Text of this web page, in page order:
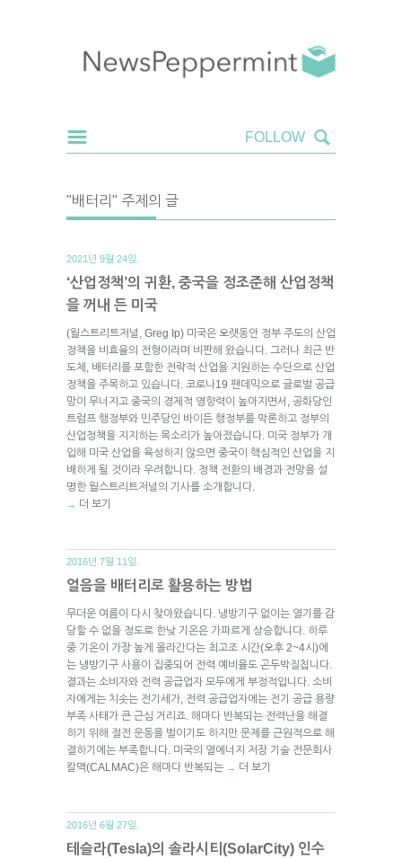
"배터리" 주제의 글
2021년 9월 24일.
‘산업정책’의 귀환, 중국을 정조준해 산업정책
을 꺼내 든 미국
(월스트리트저널, Greg Ip) 미국은 오랫동안 정부 주도의 산업
정책을 비효율의 전형이라며 비판해 왔습니다. 그러나 최근 반
도체, 배터리를 포함한 전략적 산업을 지원하는 수단으로 산업
정책을 주목하고 있습니다. 코로나19 팬데믹으로 글로벌 공급
망이 무너지고 중국의 경제적 영향력이 높아지면서, 공화당인
트럼프 행정부와 민주당인 바이든 행정부를 막론하고 정부의
산업정책을 지지하는 목소리가 높아졌습니다. 미국 정부가 개
입해 미국 산업을 육성하지 않으면 중국이 핵심적인 산업을 지
배하게 될 것이라 우려합니다. 정책 전환의 배경과 전망을 설
명한 월스트리트저널의 기사를 소개합니다.
→ 더 보기
2016년 7월 11일.
얼음을 배터리로 활용하는 방법
무더운 여름이 다시 찾아왔습니다. 냉방기구 없이는 열기를 감
당할 수 없을 정도로 한낮 기온은 가파르게 상승합니다. 하루
중 기온이 가장 높게 올라간다는 최고조 시간(오후 2~4시)에
는 냉방기구 사용이 집중되어 전력 예비율도 곤두박질칩니다.
결과는 소비자와 전력 공급업자 모두에게 부정적입니다. 소비
자에게는 치솟는 전기세가, 전력 공급업자에는 전기 공급 용량
부족 사태가 큰 근심 거리죠. 해마다 반복되는 전력난을 해결
하기 위해 절전 운동을 벌이기도 하지만 문제를 근원적으로 해
결하기에는 부족합니다. 미국의 열에너지 저장 기술 전문회사
칼맥(CALMAC)은 해마다 반복되는 → 더 보기
2016년 6월 27일.
테슬라(Tesla)의 솔라시티(SolarCity) 인수